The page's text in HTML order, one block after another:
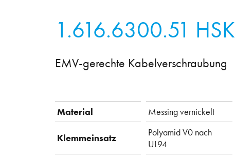
1.616.6300.51
EMV-gerechte Kabelverschraubung
Material Messing vernickelt
Klemmeinsatz
Polyamid V0 nach
UL94